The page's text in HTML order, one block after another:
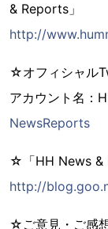
& Reports」
http://
☆オフィシャル
アカウント名：
NewsReports
☆「HH News &
http://
☆ご意見・ご感